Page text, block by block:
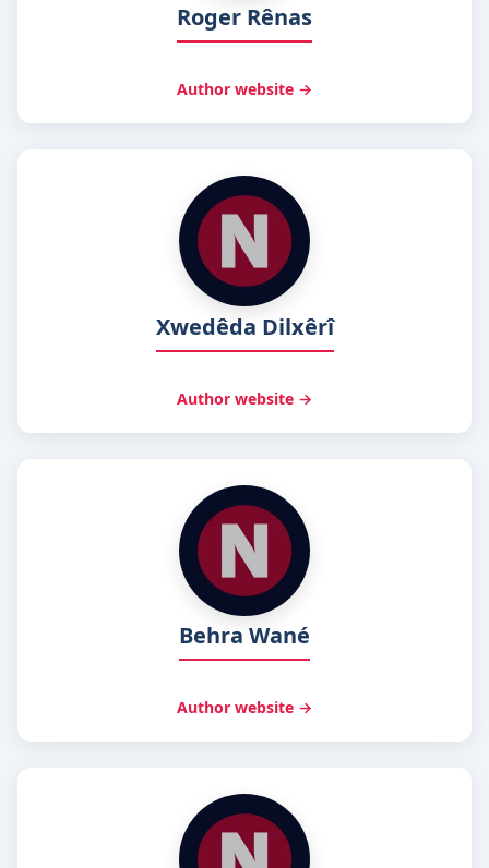
Roger Rênas
Author website →
Xwedêda Dilxêrî
Author website →
Behra Wané
Author website →